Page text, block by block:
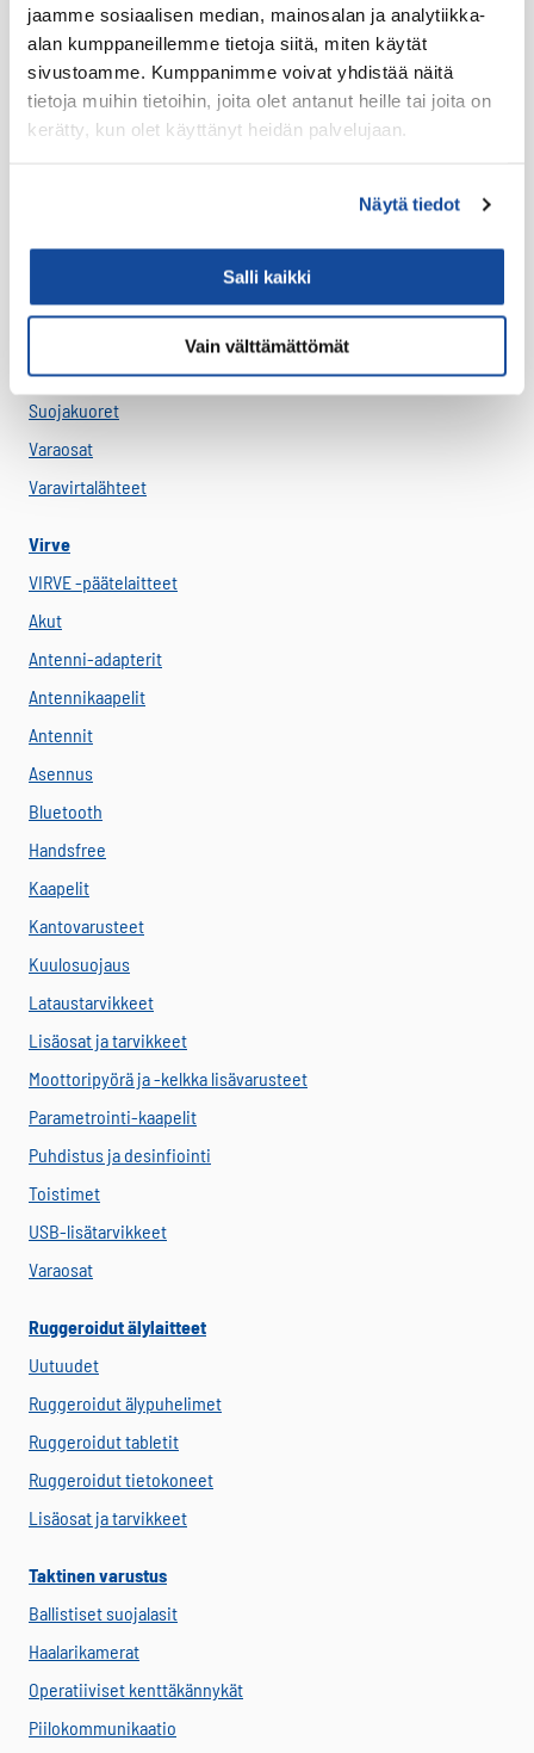
jaamme sosiaalisen median, mainosalan ja analytiikka-
alan kumppaneillemme tietoja siitä, miten käytät
sivustoamme. Kumppanimme voivat yhdistää näitä
tietoja muihin tietoihin, joita olet antanut heille tai joita on
kerätty, kun olet käyttänyt heidän palvelujaan.
Näytä tiedot
Salli kaikki
Vain välttämättömät
Antennit
Drone -lisätarvikkeet
LTE HF-Lisälaitteet
Kantovarusteet
LTE Reitittimet
Ryhmävideopalvelu
Suojakuoret
Varaosat
Varavirtalähteet
Virve
VIRVE -päätelaitteet
Akut
Antenni-adapterit
Antennikaapelit
Antennit
Asennus
Bluetooth
Handsfree
Kaapelit
Kantovarusteet
Kuulosuojaus
Lataustarvikkeet
Lisäosat ja tarvikkeet
Moottoripyörä ja -kelkka lisävarusteet
Parametrointi-kaapelit
Puhdistus ja desinfiointi
Toistimet
USB-lisätarvikkeet
Varaosat
Ruggeroidut älylaitteet
Uutuudet
Ruggeroidut älypuhelimet
Ruggeroidut tabletit
Ruggeroidut tietokoneet
Lisäosat ja tarvikkeet
Taktinen varustus
Ballistiset suojalasit
Haalarikamerat
Operatiiviset kenttäkännykät
Piilokommunikaatio